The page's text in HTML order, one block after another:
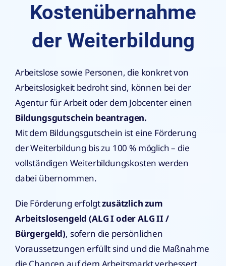
Kostenübernahme
der Weiterbildung
Arbeitslose sowie Personen, die konkret von
Arbeitslosigkeit bedroht sind, können bei der
Agentur für Arbeit oder dem Jobcenter einen
Bildungsgutschein beantragen.
Mit dem Bildungsgutschein ist eine Förderung
der Weiterbildung bis zu 100 % möglich – die
vollständigen Weiterbildungskosten werden
dabei übernommen.
Die Förderung erfolgtzusätzlich zum
Arbeitslosengeld (ALG I oder ALG II /
Bürgergeld), sofern die persönlichen
Voraussetzungen erfüllt sind und die Maßnahme